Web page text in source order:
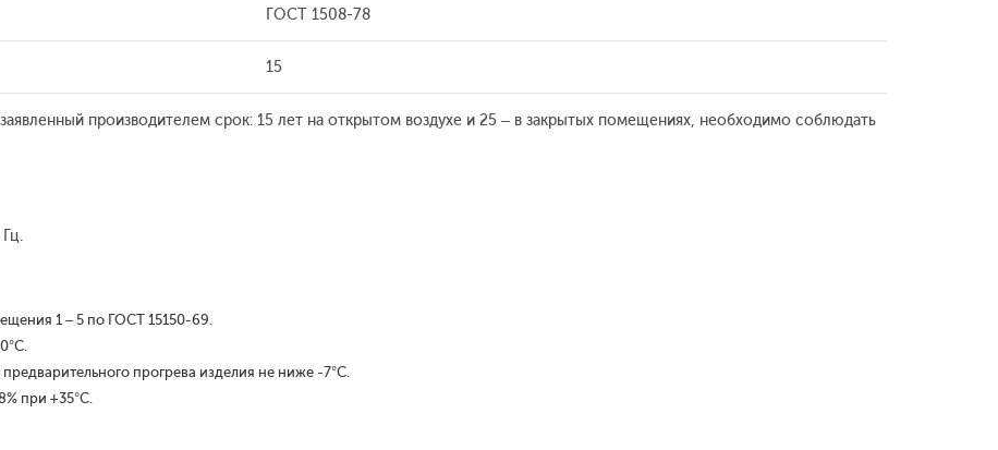
ГОСТ 1508-78
15
производителем срок: 15 лет на открытом воздухе и 25 – в закрытых помещениях, необходимо соблюдать
1 – 5 по ГОСТ 15150-69.
прогрева изделия не ниже -7°С.
при +35°С.